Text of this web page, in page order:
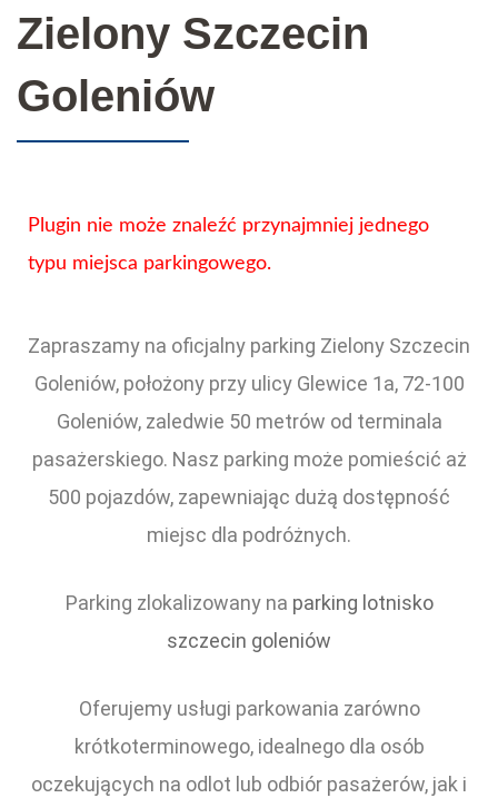
Zielony Szczecin
Goleniów
Plugin nie może znaleźć przynajmniej jednego
typu miejsca parkingowego.
Zapraszamy na oficjalny parking Zielony Szczecin
Goleniów, położony przy ulicy Glewice 1a, 72-100
Goleniów, zaledwie 50 metrów od terminala
pasażerskiego. Nasz parking może pomieścić aż
500 pojazdów, zapewniając dużą dostępność
miejsc dla podróżnych.
Parking zlokalizowany na parking lotnisko
szczecin goleniów
Oferujemy usługi parkowania zarówno
krótkoterminowego, idealnego dla osób
oczekujących na odlot lub odbiór pasażerów, jak i